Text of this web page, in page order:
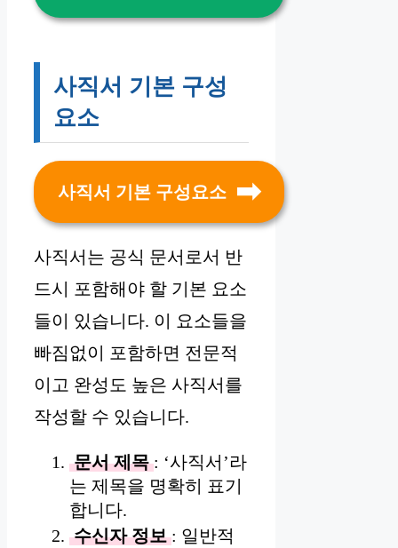
사직서 기본 구성
요소
사직서 기본 구성요소
사직서는 공식 문서로서 반
드시 포함해야 할 기본 요소
들이 있습니다. 이 요소들을
빠짐없이 포함하면 전문적
이고 완성도 높은 사직서를
작성할 수 있습니다.
문서 제목 : ‘사직서’라
는 제목을 명확히 표기
합니다.
수신자 정보 : 일반적